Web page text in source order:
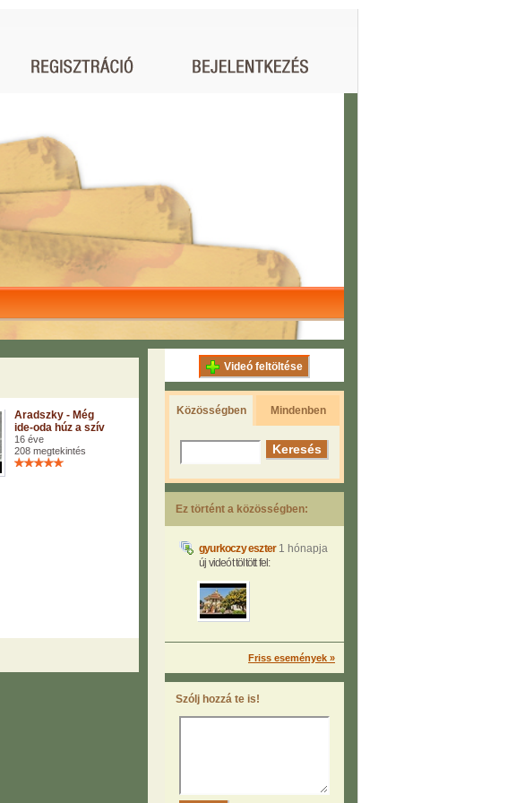
Aradszky - Még
ide-oda húz a szív
16 éve
208 megtekintés
Videó feltöltése
Közösségben Mindenben
Ez történt a közösségben:
gyurkoczy eszter 1 hónapja
új videót töltött fel:
Friss események »
Szólj hozzá te is!